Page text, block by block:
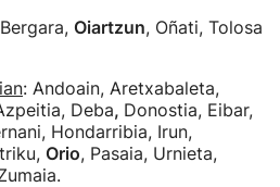
Oiartzun, Oñati, Tolosa
: Andoain, Aretxabaleta,
Deba, Donostia, Eibar,
Hondarribia, Irun,
Orio, Pasaia, Urnieta,